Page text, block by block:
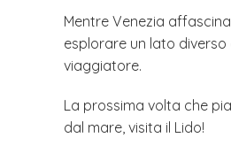
Mentre Venezia
esplorare un lato diverso
viaggiatore.
La prossima volta che
dal mare, visita il Lido!